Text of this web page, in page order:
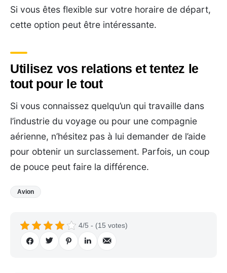
Si vous êtes flexible sur votre horaire de départ,
cette option peut être intéressante.
Utilisez vos relations et tentez le
tout pour le tout
Si vous connaissez quelqu’un qui travaille dans
l’industrie du voyage ou pour une compagnie
aérienne, n’hésitez pas à lui demander de l’aide
pour obtenir un surclassement. Parfois, un coup
de pouce peut faire la différence.
Avion
4/5 - (15 votes)